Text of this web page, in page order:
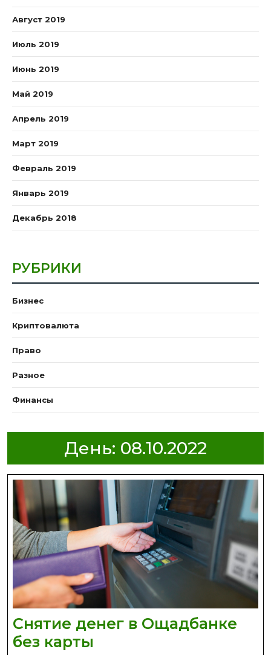
Август 2019
Июль 2019
Июнь 2019
Май 2019
Апрель 2019
Март 2019
Февраль 2019
Январь 2019
Декабрь 2018
РУБРИКИ
Бизнес
Криптовалюта
Право
Разное
Финансы
День: 08.10.2022
Снятие денег в Ощадбанке
без карты